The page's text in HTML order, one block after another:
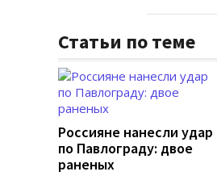
Статьи по теме
Россияне нанесли удар
по Павлограду: двое
раненых